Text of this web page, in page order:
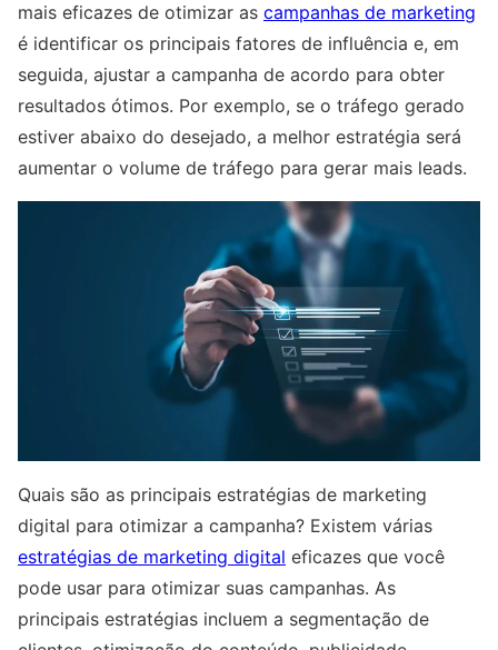
mais eficazes de otimizar as campanhas de marketing
é identificar os principais fatores de influência e, em
seguida, ajustar a campanha de acordo para obter
resultados ótimos. Por exemplo, se o tráfego gerado
estiver abaixo do desejado, a melhor estratégia será
aumentar o volume de tráfego para gerar mais leads.
Quais são as principais estratégias de marketing
digital para otimizar a campanha? Existem várias
estratégias de marketing digital eficazes que você
pode usar para otimizar suas campanhas. As
principais estratégias incluem a segmentação de